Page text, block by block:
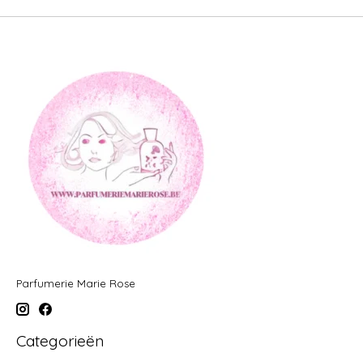
Parfumerie Marie Rose
Categorieën